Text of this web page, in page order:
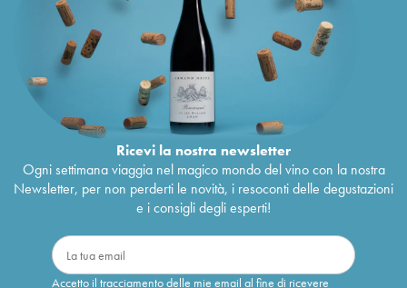
Ricevi la nostra newsletter
Ogni settimana viaggia nel magico mondo del vino con la nostra
Newsletter, per non perderti le novità, i resoconti delle degustazioni
e i consigli degli esperti!
Accetto il tracciamento delle mie email al fine di ricevere